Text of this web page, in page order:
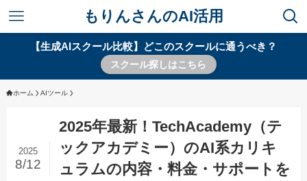
もりんさんのAI活用
【生成AIスクール比較】どこのスクールに通うべき？
スクール探しはこちら
ホーム AIツール
2025年最新！TechAcademy（テ
ックアカデミー）のAI系カリキ
ュラムの内容・料金・サポートを
2025
8/12